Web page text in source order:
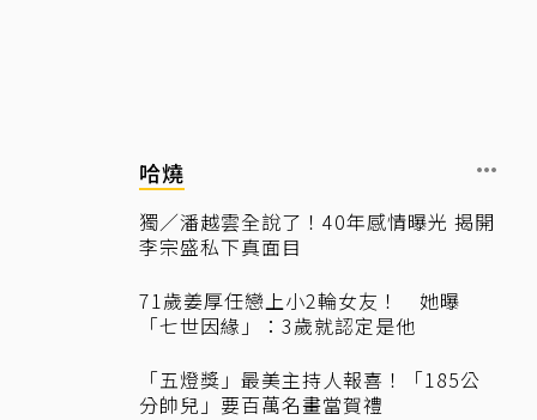
哈燒
獨／潘越雲全說了！40年感情曝光 揭開
李宗盛私下真面目
71歲姜厚任戀上小2輪女友！ 她曝
「七世因緣」：3歲就認定是他
「五燈獎」最美主持人報喜！「185公
分帥兒」要百萬名畫當賀禮